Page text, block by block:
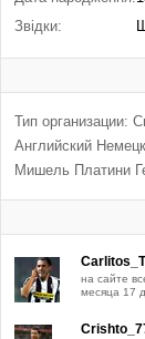
Звідки:
Тип организации:
Английский
Мишель Платини
на сайте
месяца 17